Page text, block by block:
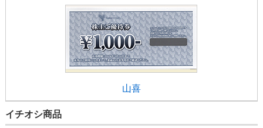
山喜
イチオシ商品